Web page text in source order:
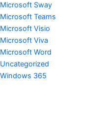
Microsoft Sway
Microsoft Teams
Microsoft Visio
Microsoft Viva
Microsoft Word
Uncategorized
Windows 365